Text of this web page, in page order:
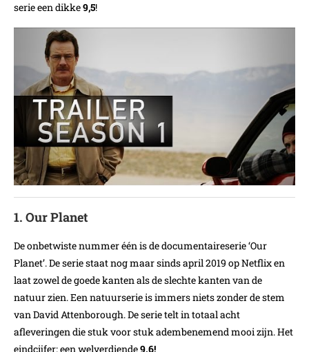
serie een dikke9,5!
1. Our Planet
De onbetwiste nummer één is de documentaireserie ‘Our
Planet’. De serie staat nog maar sinds april 2019 op Netflix en
laat zowel de goede kanten als de slechte kanten van de
natuur zien. Een natuurserie is immers niets zonder de stem
van David Attenborough. De serie telt in totaal acht
afleveringen die stuk voor stuk adembenemend mooi zijn. Het
eindcijfer: een welverdiende9.6!